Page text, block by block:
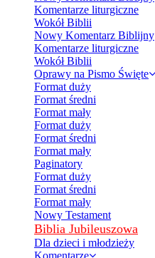
Komentarze liturgiczne
Wokół Biblii
Nowy Komentarz Biblijny
Komentarze liturgiczne
Wokół Biblii
Oprawy na Pismo Święte
Format duży
Format średni
Format mały
Format duży
Format średni
Format mały
Paginatory
Format duży
Format średni
Format mały
Nowy Testament
Biblia Jubileuszowa
Dla dzieci i młodzieży
Komentarze